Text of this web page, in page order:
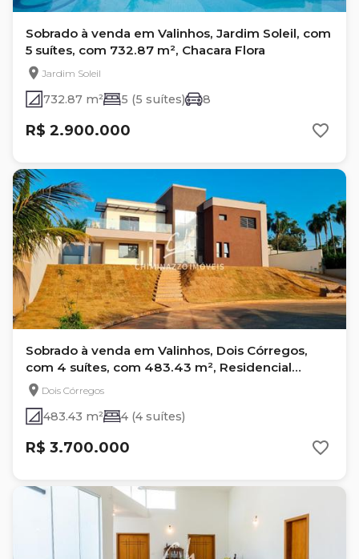
Sobrado à venda em Valinhos, Jardim Soleil, com
5 suítes, com 732.87 m², Chacara Flora
Jardim Soleil
732.87 m² 5 (5 suítes) 8
R$ 2.900.000
Sobrado à venda em Valinhos, Dois Córregos,
com 4 suítes, com 483.43 m², Residencial
Querência
Dois Córregos
483.43 m² 4 (4 suítes)
R$ 3.700.000